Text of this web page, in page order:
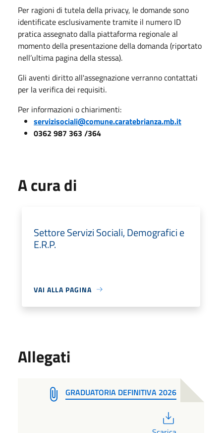
Per ragioni di tutela della privacy, le domande sono
identificate esclusivamente tramite il numero ID
pratica assegnato dalla piattaforma regionale al
momento della presentazione della domanda (riportato
nell’ultima pagina della stessa).
Gli aventi diritto all'assegnazione verranno contattati
per la verifica dei requisiti.
Per informazioni o chiarimenti:
servizisociali@comune.caratebrianza.mb.it
0362 987 363 /364
A cura di
Settore Servizi Sociali, Demografici e
E.R.P.
VAI ALLA PAGINA
Allegati
GRADUATORIA DEFINITIVA 2026